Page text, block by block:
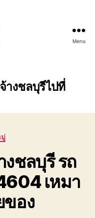
Menu
างชลบุรีไปที่
งชลบุรี รถ
เหมา
ของ